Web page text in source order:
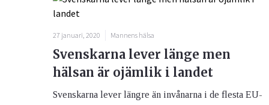
27 januari, 2020 Mannens hälsa
Svenskarna lever länge men
hälsan är ojämlik i landet
Svenskarna lever längre än invånarna i de flesta EU-